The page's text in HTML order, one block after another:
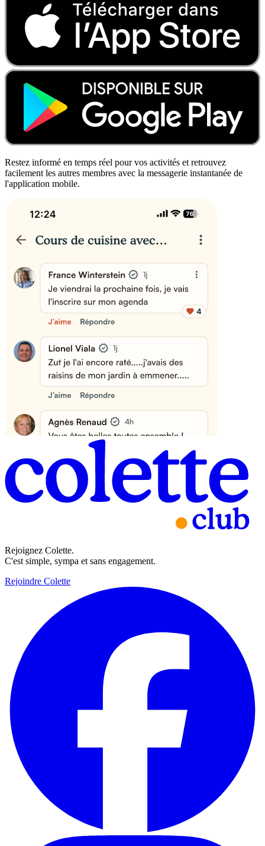
Restez informé en temps réel pour vos activités et retrouvez
facilement les autres membres avec la messagerie instantanée de
l'application mobile.
Rejoignez Colette.
C'est simple, sympa et sans engagement.
Rejoindre Colette